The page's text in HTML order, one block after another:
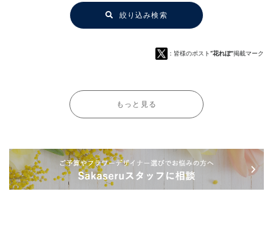
絞り込み検索
：皆様のポスト“花れぽ”掲載マーク
もっと見る